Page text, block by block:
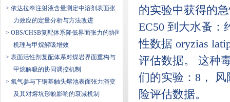
> 依达拉奉注射液含量测定中溶剂表面张
力效应的定量分析与方法改进
> OBS/CHSB复配体系降低界面张力的协同
机理与甲烷解吸增效
> 表面活性剂复配体系对煤岩界面重构与
甲烷解吸的协同调控机制
> 氧气参与下铜基触头熔池表面张力演变
及其对熔坑形貌影响的衰减机制
的实验中获得的
EC50 到大水蚤：
性数据 oryzias
评估数据。 这种
们的实验：8，
险评估数据。